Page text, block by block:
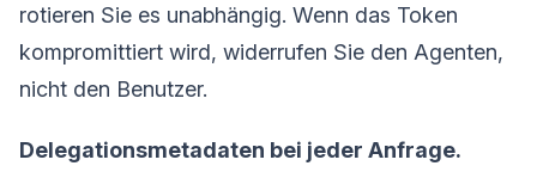
rotieren Sie es unabhängig. Wenn das Token
kompromittiert wird, widerrufen Sie den Agenten,
nicht den Benutzer.
Delegationsmetadaten bei jeder Anfrage.